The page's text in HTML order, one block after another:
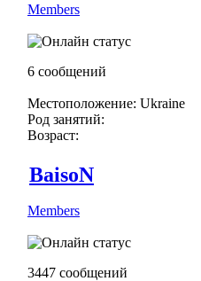
Members
6 сообщений
Местоположение: Ukraine
Род занятий:
Возраст:
BaisoN
Members
3447 сообщений